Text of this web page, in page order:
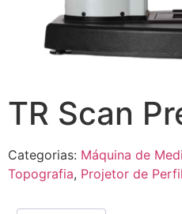
TR Scan
Categorias: Máquina de
Topografia, Projetor de Perfil